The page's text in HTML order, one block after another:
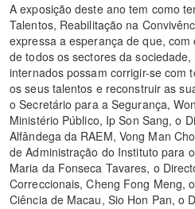
A exposição deste ano tem como
Talentos, Reabilitação na
expressa a esperança de que,
de todos os sectores da
internados possam corrigir-se com
os seus talentos e reconstruir as
o Secretário para a Segurança,
Ministério Público, Ip Son Sang, o
Alfândega da RAEM, Vong Man
de Administração do Instituto para
Maria da Fonseca Tavares, o
Correccionais, Cheng Fong Meng,
Ciência de Macau, Sio Hon Pan, o